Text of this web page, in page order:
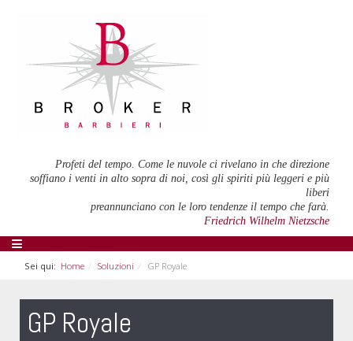
Profeti del tempo. Come le nuvole ci rivelano in che direzione
soffiano i venti in alto sopra di noi, così gli spiriti più leggeri e più
liberi
preannunciano con le loro tendenze il tempo che farà.
Friedrich Wilhelm Nietzsche
Sei qui: Home Soluzioni GP Royale
GP Royale